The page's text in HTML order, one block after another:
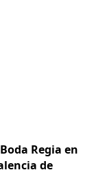
Regia en
de